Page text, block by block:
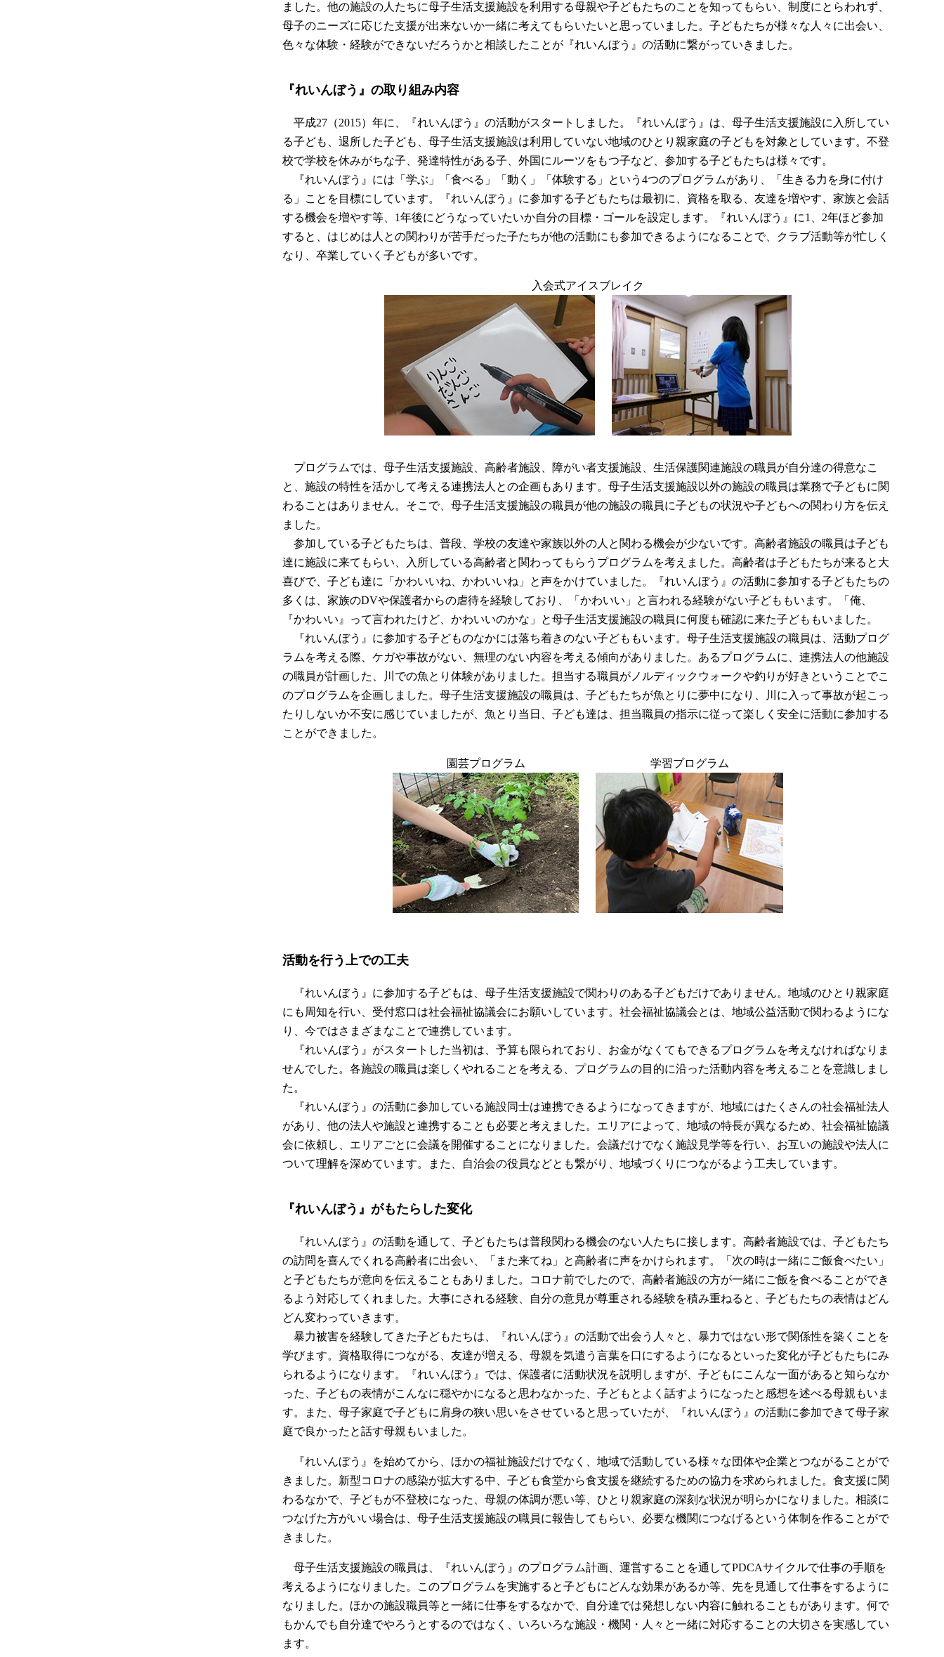
ました。他の施設の人たちに母子生活支援施設を利用する母親や子どもたちのことを知ってもらい、制度にとらわれず、
母子のニーズに応じた支援が出来ないか一緒に考えてもらいたいと思っていました。子どもたちが様々な人々に出会い、
色々な体験・経験ができないだろうかと相談したことが『れいんぼう』の活動に繋がっていきました。
『れいんぼう』の取り組み内容
平成27（2015）年に、『れいんぼう』の活動がスタートしました。『れいんぼう』は、母子生活支援施設に入所してい
る子ども、退所した子ども、母子生活支援施設は利用していない地域のひとり親家庭の子どもを対象としています。不登
校で学校を休みがちな子、発達特性がある子、外国にルーツをもつ子など、参加する子どもたちは様々です。
『れいんぼう』には「学ぶ」「食べる」「動く」「体験する」という4つのプログラムがあり、「生きる力を身に付け
る」ことを目標にしています。『れいんぼう』に参加する子どもたちは最初に、資格を取る、友達を増やす、家族と会話
する機会を増やす等、1年後にどうなっていたいか自分の目標・ゴールを設定します。『れいんぼう』に1、2年ほど参加
すると、はじめは人との関わりが苦手だった子たちが他の活動にも参加できるようになることで、クラブ活動等が忙しく
なり、卒業していく子どもが多いです。
入会式アイスブレイク
プログラムでは、母子生活支援施設、高齢者施設、障がい者支援施設、生活保護関連施設の職員が自分達の得意なこ
と、施設の特性を活かして考える連携法人との企画もあります。母子生活支援施設以外の施設の職員は業務で子どもに関
わることはありません。そこで、母子生活支援施設の職員が他の施設の職員に子どもの状況や子どもへの関わり方を伝え
ました。
参加している子どもたちは、普段、学校の友達や家族以外の人と関わる機会が少ないです。高齢者施設の職員は子ども
達に施設に来てもらい、入所している高齢者と関わってもらうプログラムを考えました。高齢者は子どもたちが来ると大
喜びで、子ども達に「かわいいね、かわいいね」と声をかけていました。『れいんぼう』の活動に参加する子どもたちの
多くは、家族のDVや保護者からの虐待を経験しており、「かわいい」と言われる経験がない子どももいます。「俺、
『かわいい』って言われたけど、かわいいのかな」と母子生活支援施設の職員に何度も確認に来た子どももいました。
『れいんぼう』に参加する子どものなかには落ち着きのない子どももいます。母子生活支援施設の職員は、活動プログ
ラムを考える際、ケガや事故がない、無理のない内容を考える傾向がありました。あるプログラムに、連携法人の他施設
の職員が計画した、川での魚とり体験がありました。担当する職員がノルディックウォークや釣りが好きということでこ
のプログラムを企画しました。母子生活支援施設の職員は、子どもたちが魚とりに夢中になり、川に入って事故が起こっ
たりしないか不安に感じていましたが、魚とり当日、子ども達は、担当職員の指示に従って楽しく安全に活動に参加する
ことができました。
園芸プログラム 学習プログラム
活動を行う上での工夫
『れいんぼう』に参加する子どもは、母子生活支援施設で関わりのある子どもだけでありません。地域のひとり親家庭
にも周知を行い、受付窓口は社会福祉協議会にお願いしています。社会福祉協議会とは、地域公益活動で関わるようにな
り、今ではさまざまなことで連携しています。
『れいんぼう』がスタートした当初は、予算も限られており、お金がなくてもできるプログラムを考えなければなりま
せんでした。各施設の職員は楽しくやれることを考える、プログラムの目的に沿った活動内容を考えることを意識しまし
た。
『れいんぼう』の活動に参加している施設同士は連携できるようになってきますが、地域にはたくさんの社会福祉法人
があり、他の法人や施設と連携することも必要と考えました。エリアによって、地域の特長が異なるため、社会福祉協議
会に依頼し、エリアごとに会議を開催することになりました。会議だけでなく施設見学等を行い、お互いの施設や法人に
ついて理解を深めています。また、自治会の役員などとも繋がり、地域づくりにつながるよう工夫しています。
『れいんぼう』がもたらした変化
『れいんぼう』の活動を通して、子どもたちは普段関わる機会のない人たちに接します。高齢者施設では、子どもたち
の訪問を喜んでくれる高齢者に出会い、「また来てね」と高齢者に声をかけられます。「次の時は一緒にご飯食べたい」
と子どもたちが意向を伝えることもありました。コロナ前でしたので、高齢者施設の方が一緒にご飯を食べることができ
るよう対応してくれました。大事にされる経験、自分の意見が尊重される経験を積み重ねると、子どもたちの表情はどん
どん変わっていきます。
暴力被害を経験してきた子どもたちは、『れいんぼう』の活動で出会う人々と、暴力ではない形で関係性を築くことを
学びます。資格取得につながる、友達が増える、母親を気遣う言葉を口にするようになるといった変化が子どもたちにみ
られるようになります。『れいんぼう』では、保護者に活動状況を説明しますが、子どもにこんな一面があると知らなか
った、子どもの表情がこんなに穏やかになると思わなかった、子どもとよく話すようになったと感想を述べる母親もいま
す。また、母子家庭で子どもに肩身の狭い思いをさせていると思っていたが、『れいんぼう』の活動に参加できて母子家
庭で良かったと話す母親もいました。
『れいんぼう』を始めてから、ほかの福祉施設だけでなく、地域で活動している様々な団体や企業とつながることがで
きました。新型コロナの感染が拡大する中、子ども食堂から食支援を継続するための協力を求められました。食支援に関
わるなかで、子どもが不登校になった、母親の体調が悪い等、ひとり親家庭の深刻な状況が明らかになりました。相談に
つなげた方がいい場合は、母子生活支援施設の職員に報告してもらい、必要な機関につなげるという体制を作ることがで
きました。
母子生活支援施設の職員は、『れいんぼう』のプログラム計画、運営することを通してPDCAサイクルで仕事の手順を
考えるようになりました。このプログラムを実施すると子どもにどんな効果があるか等、先を見通して仕事をするように
なりました。ほかの施設職員等と一緒に仕事をするなかで、自分達では発想しない内容に触れることもがあります。何で
もかんでも自分達でやろうとするのではなく、いろいろな施設・機関・人々と一緒に対応することの大切さを実感してい
ます。